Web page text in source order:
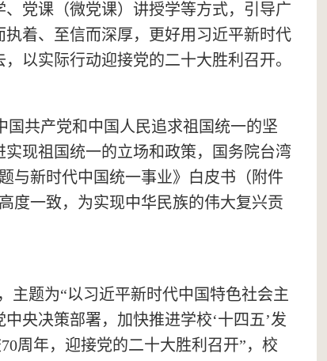
党课（微党课）讲授学等方式，引导广
执着、至信而深厚，更好用习近平新时代
以实际行动迎接党的二十大胜利召开。
共产党和中国人民追求祖国统一的坚
现祖国统一的立场和政策，国务院台湾
与新时代中国统一事业》白皮书 （附件
度一致，为实现中华民族的伟大复兴贡
，主题为“以习近平新时代中国特色社会主
央决策部署，加快推进学校‘十四五’发
周年，迎接党的二十大胜利召开”，校